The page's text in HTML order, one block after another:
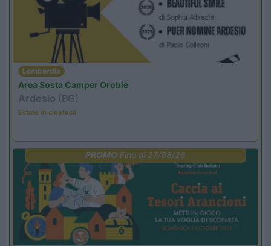
Lombardia
Area Sosta Camper Orobie
Ardesio (BG)
Estate in cineteca
PROMOFino al 27/08/26